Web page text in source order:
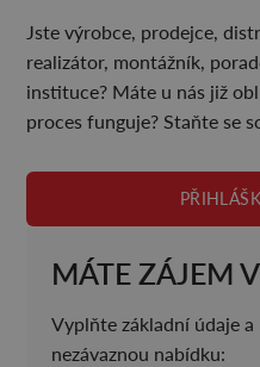
Jste výrobce, prodejce,
realizátor, montážník,
instituce? Máte u nás již
proces funguje? Staňte se
MÁTE ZÁJEM
Vyplňte základní údaje
nezávaznou nabídku: